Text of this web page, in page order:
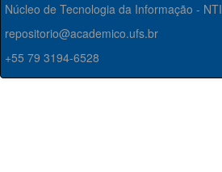
Núcleo de Tecnologia da Informação - NTI
repositorio@academico.ufs.br
+55 79 3194-6528